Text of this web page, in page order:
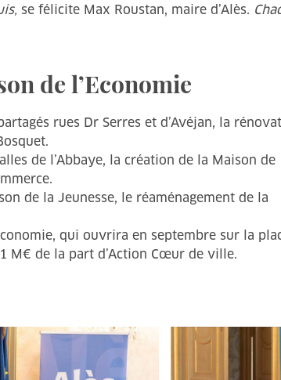
se félicite Max Roustan, maire d’Alès.
de l’Economie
rues Dr Serres et d’Avéjan, la
de l’Abbaye, la création de la Maison de
de la Jeunesse, le réaménagement de la
qui ouvrira en septembre sur la
M€ de la part d’Action Cœur de ville.